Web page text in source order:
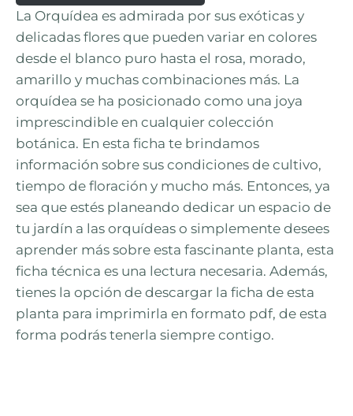
La Orquídea es admirada por sus exóticas y
delicadas flores que pueden variar en colores
desde el blanco puro hasta el rosa, morado,
amarillo y muchas combinaciones más. La
orquídea se ha posicionado como una joya
imprescindible en cualquier colección
botánica. En esta ficha te brindamos
información sobre sus condiciones de cultivo,
tiempo de floración y mucho más. Entonces, ya
sea que estés planeando dedicar un espacio de
tu jardín a las orquídeas o simplemente desees
aprender más sobre esta fascinante planta, esta
ficha técnica es una lectura necesaria. Además,
tienes la opción de descargar la ficha de esta
planta para imprimirla en formato pdf, de esta
forma podrás tenerla siempre contigo.